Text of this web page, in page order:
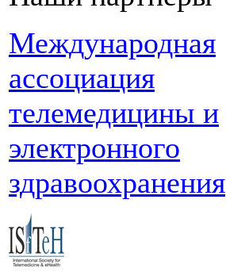
Международная
ассоциация
телемедицины и
электронного
здравоохранения